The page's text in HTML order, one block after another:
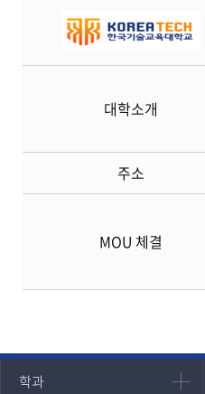
대학소개
주소
MOU 체결
학과
인문과학대학